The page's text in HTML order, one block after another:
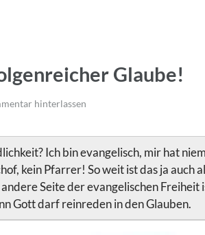
Glaube!
hinterlassen
Ich bin evangelisch, mir hat
kein Pfarrer! So weit ist das ja auch
Seite der evangelischen Freiheit
Gott darf reinreden in den Glauben.